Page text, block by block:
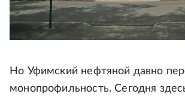
Но Уфимский нефтяной давно
монопрофильность. Сегодня